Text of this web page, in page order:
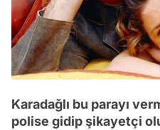
Karadağlı bu parayı
polise gidip şikayetçi